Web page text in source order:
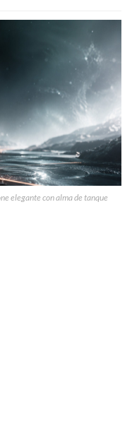
elegante con alma de tanque